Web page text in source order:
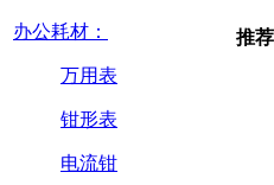
办公耗材：
万用表
钳形表
电流钳
推